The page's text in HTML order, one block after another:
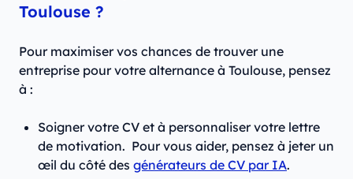
Toulouse ?
Pour maximiser vos chances de trouver une
entreprise pour votre alternance à Toulouse, pensez
à :
Soigner votre CV et à personnaliser votre lettre
de motivation. Pour vous aider, pensez à jeter un
œil du côté des générateurs de CV par IA.